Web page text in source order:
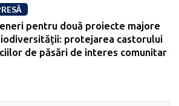
pentru două proiecte majore
protejarea castorului
de păsări de interes comunitar